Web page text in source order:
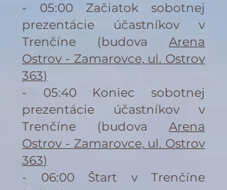
- 05:00 Začiatok sobotnej
prezentácie účastníkov v
Trenčíne (budova Arena
Ostrov - Zamarovce, ul. Ostrov
363)
- 05:40 Koniec sobotnej
prezentácie účastníkov v
Trenčíne (budova Arena
Ostrov - Zamarovce, ul. Ostrov
363)
- 06:00 Štart v Trenčíne